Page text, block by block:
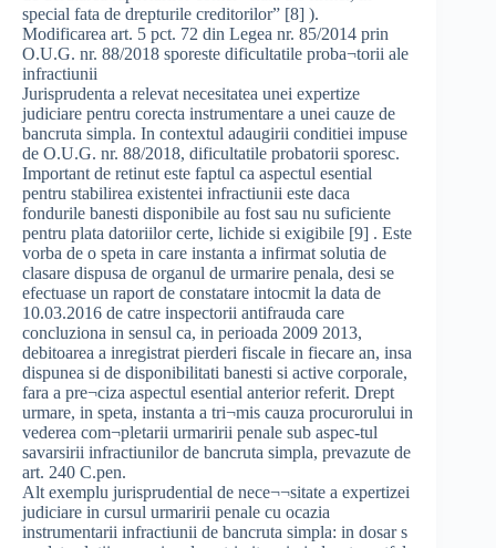
special fata de drepturile creditorilor” [8] ).
Modificarea art. 5 pct. 72 din Legea nr. 85/2014 prin
O.U.G. nr. 88/2018 sporeste dificultatile proba¬torii ale
infractiunii
Jurisprudenta a relevat necesitatea unei expertize
judiciare pentru corecta instrumentare a unei cauze de
bancruta simpla. In contextul adaugirii conditiei impuse
de O.U.G. nr. 88/2018, dificultatile probatorii sporesc.
Important de retinut este faptul ca aspectul esential
pentru stabilirea existentei infractiunii este daca
fondurile banesti disponibile au fost sau nu suficiente
pentru plata datoriilor certe, lichide si exigibile [9] . Este
vorba de o speta in care instanta a infirmat solutia de
clasare dispusa de organul de urmarire penala, desi se
efectuase un raport de constatare intocmit la data de
10.03.2016 de catre inspectorii antifrauda care
concluziona in sensul ca, in perioada 2009 2013,
debitoarea a inregistrat pierderi fiscale in fiecare an, insa
dispunea si de disponibilitati banesti si active corporale,
fara a pre¬ciza aspectul esential anterior referit. Drept
urmare, in speta, instanta a tri¬mis cauza procurorului in
vederea com¬pletarii urmaririi penale sub aspec-tul
savarsirii infractiunilor de bancruta simpla, prevazute de
art. 240 C.pen.
Alt exemplu jurisprudential de nece¬¬sitate a expertizei
judiciare in cursul urmaririi penale cu ocazia
instrumentarii infractiunii de bancruta simpla: in dosar s